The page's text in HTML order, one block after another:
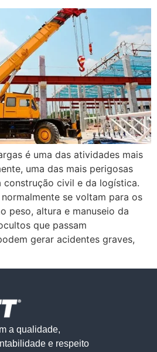
é uma das atividades mais
uma das mais perigosas
construção civil e da logística.
se voltam para os
peso, altura e manuseio da
que passam
gerar acidentes graves,
a qualidade,
e respeito